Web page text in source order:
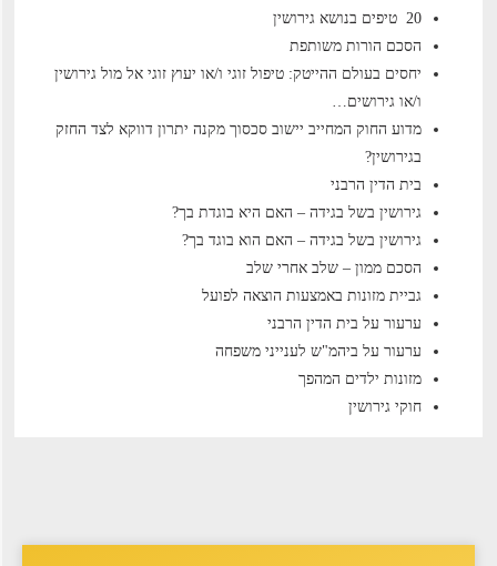
20 טיפים בנושא גירושין
הסכם הורות משותפת
יחסים בעולם ההייטק: טיפול זוגי ו/או יעוץ זוגי אל מול גירושין
ו/או גירושים…
מדוע החוק המחייב יישוב סכסוך מקנה יתרון דווקא לצד החזק
בגירושין?
בית הדין הרבני
גירושין בשל בגידה – האם היא בוגדת בך?
גירושין בשל בגידה – האם הוא בוגד בך?
הסכם ממון – שלב אחרי שלב
גביית מזונות באמצעות הוצאה לפועל
ערעור על בית הדין הרבני
ערעור על ביהמ"ש לענייני משפחה
מזונות ילדים המהפך
חוקי גירושין